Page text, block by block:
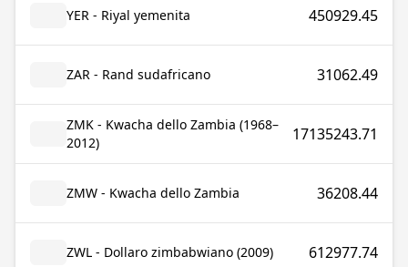
YER - Riyal yemenita 450929.45
ZAR - Rand sudafricano 31062.49
ZMK - Kwacha dello Zambia (1968–
2012)
17135243.71
ZMW - Kwacha dello Zambia 36208.44
ZWL - Dollaro zimbabwiano (2009) 612977.74